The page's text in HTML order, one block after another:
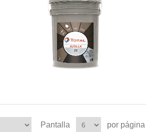
Pantalla por página